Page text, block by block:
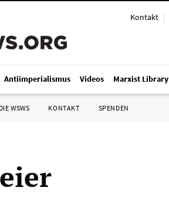
Kontakt |
Antiimperialismus Videos Marxist Library
WSWS KONTAKT SPENDEN